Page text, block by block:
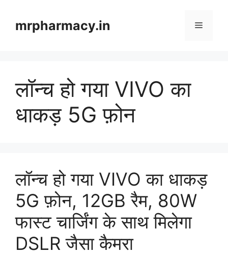
contentmrpharmacy.in Menu
लॉन्च हो गया VIVO का
धाकड़ 5G फ़ोन
लॉन्च हो गया VIVO का धाकड़
5G फ़ोन, 12GB रैम, 80W
फास्ट चार्जिंग के साथ मिलेगा
DSLR जैसा कैमरा